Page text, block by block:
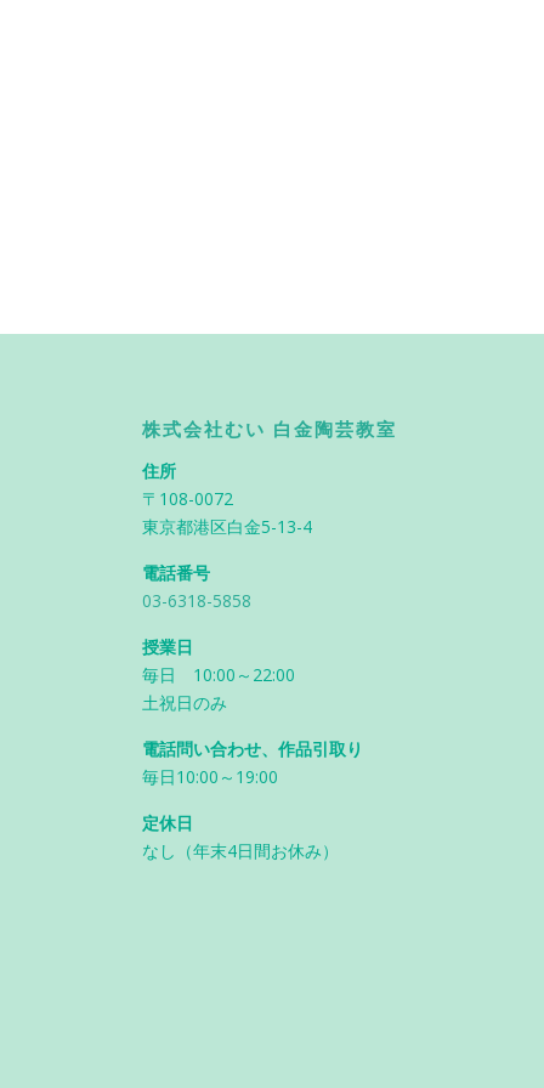
株式会社むい 白金陶芸教室
住所
〒108-0072
東京都港区白金5-13-4
電話番号
03-6318-5858
授業日
毎日 10:00～22:00
土祝日のみ
電話問い合わせ、作品引取り
毎日10:00～19:00
定休日
なし（年末4日間お休み）